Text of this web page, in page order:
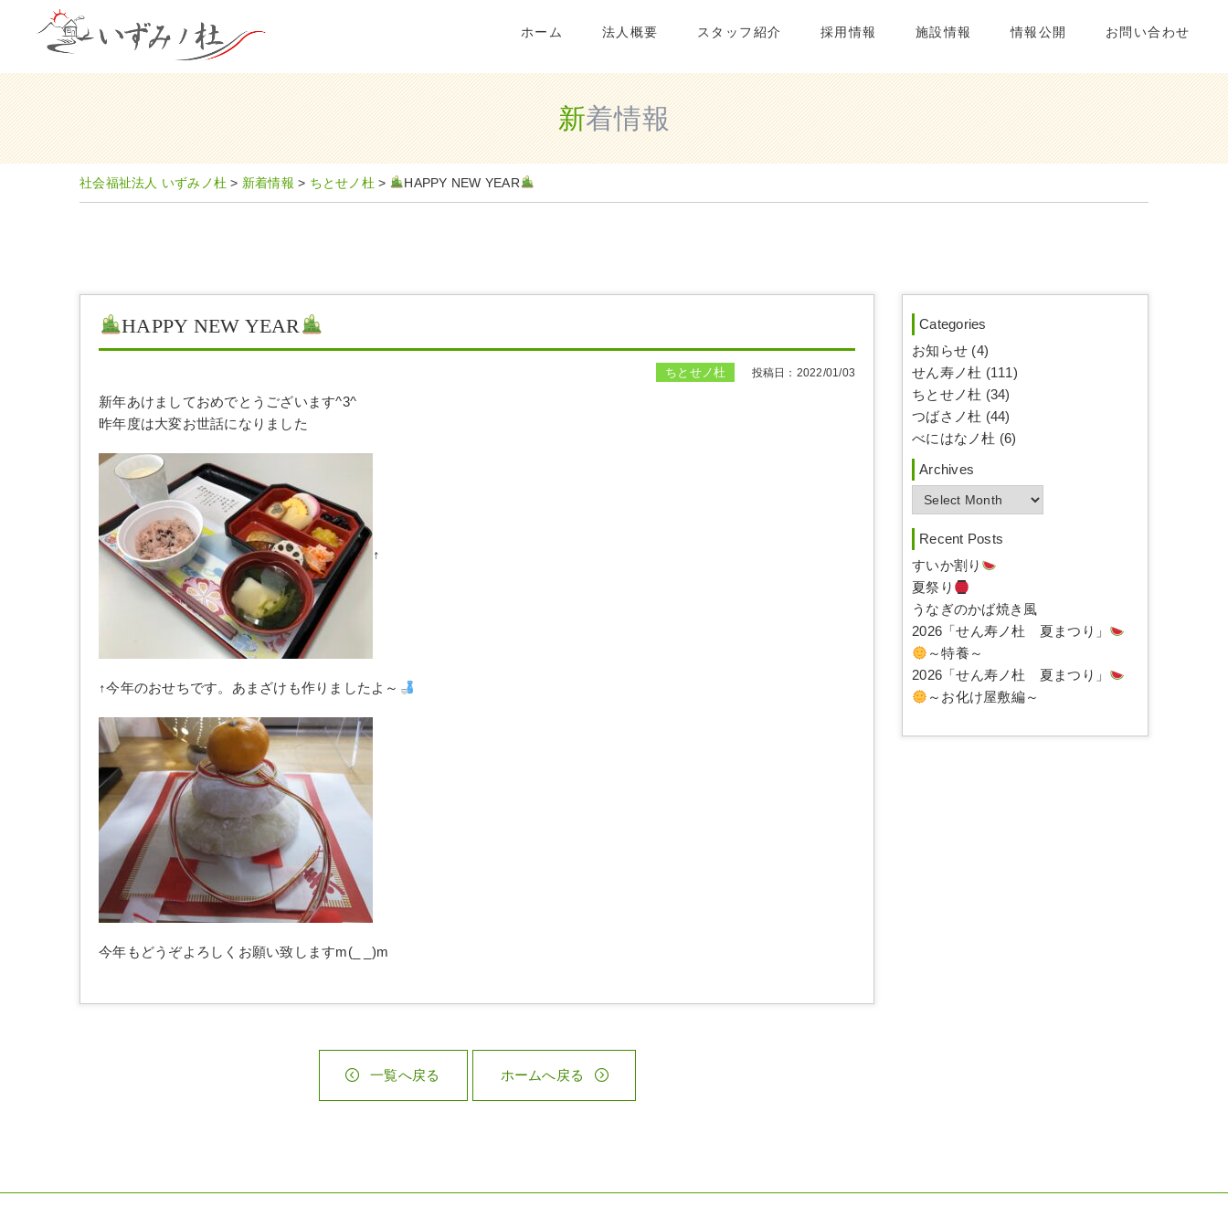
ホーム 法人概要 スタッフ紹介 採用情報 施設情報 情報公開 お問い合わせ
新着情報
社会福祉法人 いずみノ杜 > 新着情報 > ちとせノ杜 > HAPPY NEW YEAR
HAPPY NEW YEAR
ちとせノ杜 投稿日：2022/01/03
新年あけましておめでとうございます^3^
昨年度は大変お世話になりました
↑
↑今年のおせちです。あまざけも作りましたよ～
今年もどうぞよろしくお願い致しますm(_ _)m
一覧へ戻る ホームへ戻る
Categories
お知らせ (4)
せん寿ノ杜 (111)
ちとせノ杜 (34)
つばさノ杜 (44)
べにはなノ杜 (6)
Archives
r
h
i
v
e
s
Recent Posts
すいか割り
夏祭り
うなぎのかば焼き風
2026「せん寿ノ杜 夏まつり」
～特養～
2026「せん寿ノ杜 夏まつり」
～お化け屋敷編～